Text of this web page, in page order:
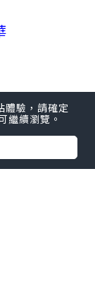
驗，請確定
繼續瀏覽。